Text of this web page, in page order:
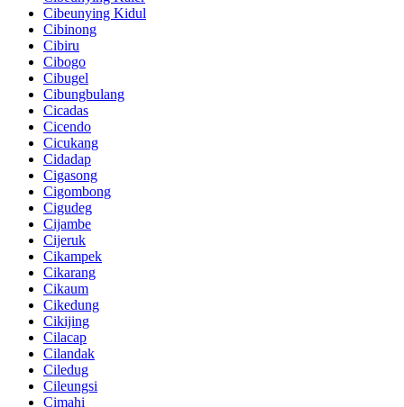
Cibeunying Kidul
Cibinong
Cibiru
Cibogo
Cibugel
Cibungbulang
Cicadas
Cicendo
Cicukang
Cidadap
Cigasong
Cigombong
Cigudeg
Cijambe
Cijeruk
Cikampek
Cikarang
Cikaum
Cikedung
Cikijing
Cilacap
Cilandak
Ciledug
Cileungsi
Cimahi